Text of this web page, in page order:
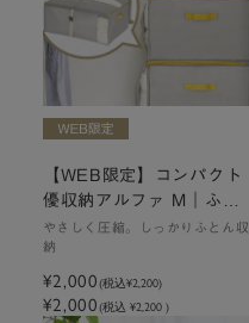
【WEB限定】コンパクト
優収納アルファ M｜ふと
ん収納袋
やさしく圧縮。しっかりふとん収
納
¥2,000(税込¥2,200)
¥2,000(税込 ¥2,200 )